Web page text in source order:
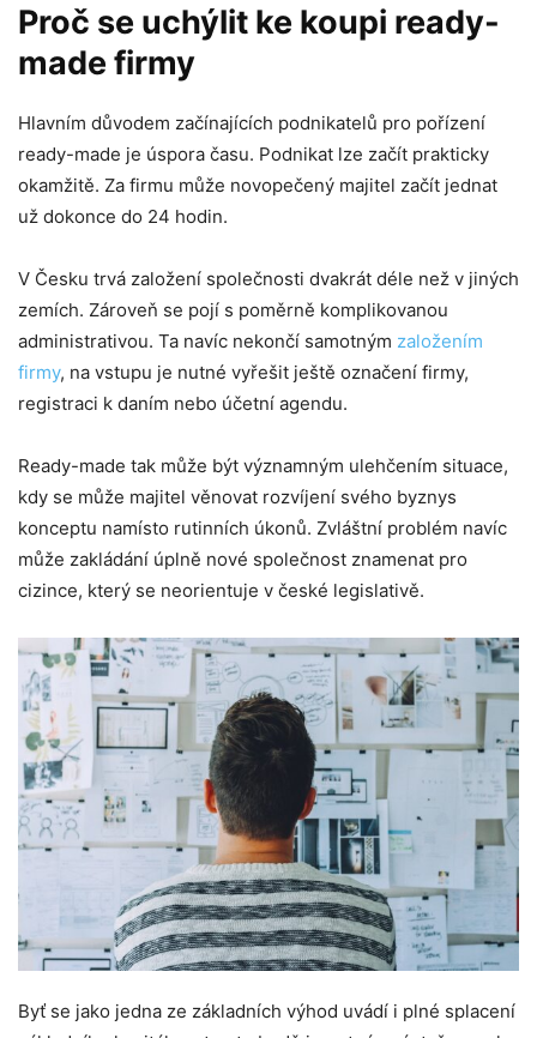
Proč se uchýlit ke koupi ready-
made firmy
Hlavním důvodem začínajících podnikatelů pro pořízení
ready-made je úspora času. Podnikat lze začít prakticky
okamžitě. Za firmu může novopečený majitel začít jednat
už dokonce do 24 hodin.
V Česku trvá založení společnosti dvakrát déle než v jiných
zemích. Zároveň se pojí s poměrně komplikovanou
administrativou. Ta navíc nekončí samotným založením
firmy, na vstupu je nutné vyřešit ještě označení firmy,
registraci k daním nebo účetní agendu.
Ready-made tak může být významným ulehčením situace,
kdy se může majitel věnovat rozvíjení svého byznys
konceptu namísto rutinních úkonů. Zvláštní problém navíc
může zakládání úplně nové společnost znamenat pro
cizince, který se neorientuje v české legislativě.
Byť se jako jedna ze základních výhod uvádí i plné splacení